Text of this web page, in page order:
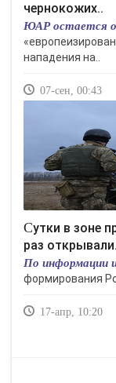
чернокожих..
ЮАР остается
нападения на..
07-сен, 00:43
Сутки в зоне проведения ООС: оккупанты девять
раз
По информации
формирования
17-апр, 10:20